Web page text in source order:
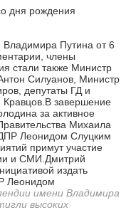
дня рождения
Владимира Путина от 6
члены
стали также Министр
Силуанов, Министр
депутаты ГД и
Кравцов.В завершение
за активное
Михаила
Леонидом Слуцким
примут участие
и СМИ.Дмитрий
издать
Леонидом
имени Владимира
высоких